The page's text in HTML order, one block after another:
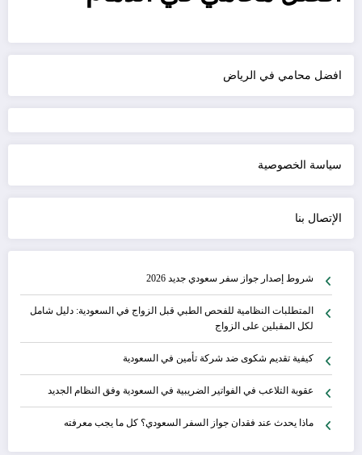
افضل محامي في الرياض
سياسة الخصوصية
الإتصال بنا
شروط إصدار جواز سفر سعودي جديد 2026
المتطلبات النظامية للفحص الطبي قبل الزواج في السعودية: دليل شامل
لكل المقبلين على الزواج
كيفية تقديم شكوى ضد شركة تأمين في السعودية
عقوبة التلاعب في الفواتير الضريبية في السعودية وفق النظام الجديد
ماذا يحدث عند فقدان جواز السفر السعودي؟ كل ما يجب معرفته